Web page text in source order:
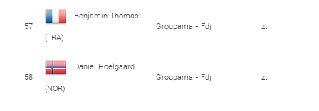
57
Benjamin Thomas
(FRA)
Groupama - Fdj zt
58
Daniel Hoelgaard
(NOR)
Groupama - Fdj zt